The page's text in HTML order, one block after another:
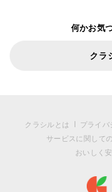
何かお気
クラ
クラシルとは プライバ
サービスに関して
おいしく